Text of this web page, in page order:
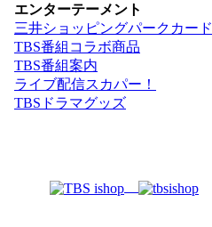
エンターテーメント
三井ショッピングパークカード
TBS番組コラボ商品
TBS番組案内
ライブ配信スカパー！
TBSドラマグッズ